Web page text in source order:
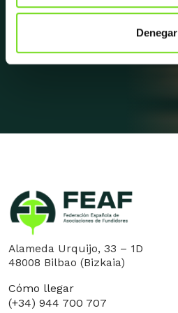
Denegar
Alameda Urquijo, 33 – 1D
48008 Bilbao (Bizkaia)
Cómo llegar
(+34) 944 700 707